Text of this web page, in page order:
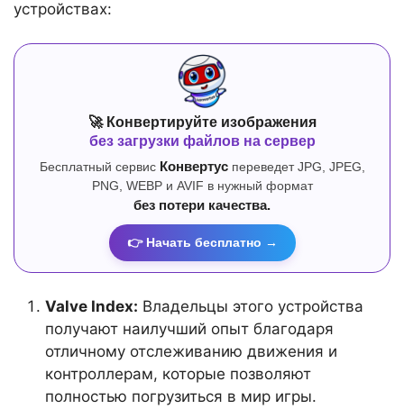
устройствах:
🚀 Конвертируйте изображения
без загрузки файлов на сервер
Бесплатный сервис Конвертуспереведет JPG, JPEG,
PNG, WEBP и AVIF в нужный формат
без потери качества.
👉 Начать бесплатно →
Valve Index: Владельцы этого устройства
получают наилучший опыт благодаря
отличному отслеживанию движения и
контроллерам, которые позволяют
полностью погрузиться в мир игры.